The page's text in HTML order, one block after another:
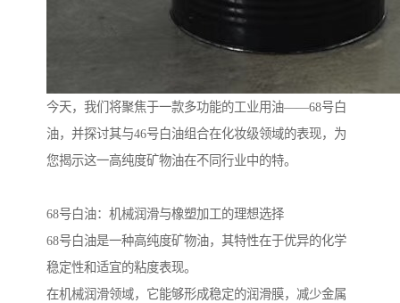
今天，我们将聚焦于一款多功能的工业用油——68号白
油，并探讨其与46号白油组合在化妆级领域的表现，为
您揭示这一高纯度矿物油在不同行业中的特。
68号白油：机械润滑与橡塑加工的理想选择
68号白油是一种高纯度矿物油，其特性在于优异的化学
稳定性和适宜的粘度表现。
在机械润滑领域，它能够形成稳定的润滑膜，减少金属